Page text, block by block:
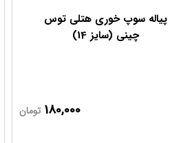
پیاله سوپ خوری هتلی توس
چینی (سایز 14)
180,000 تومان